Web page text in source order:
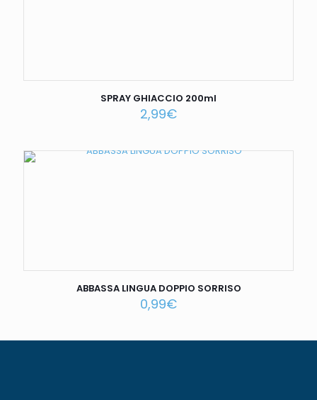
SPRAY GHIACCIO 200ml
2,99€
ABBASSA LINGUA DOPPIO SORRISO
0,99€